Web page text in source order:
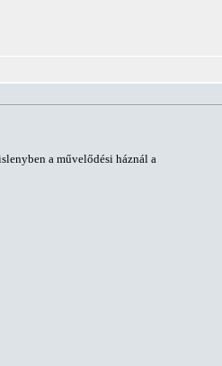
a művelődési háznál a